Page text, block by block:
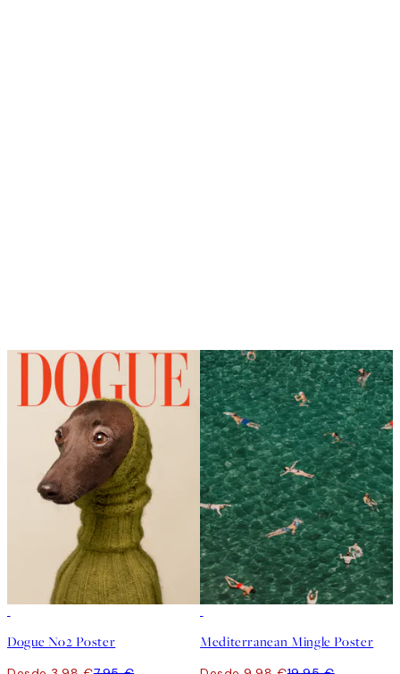
Dogue No2 Poster Mediterranean Mingle Poster